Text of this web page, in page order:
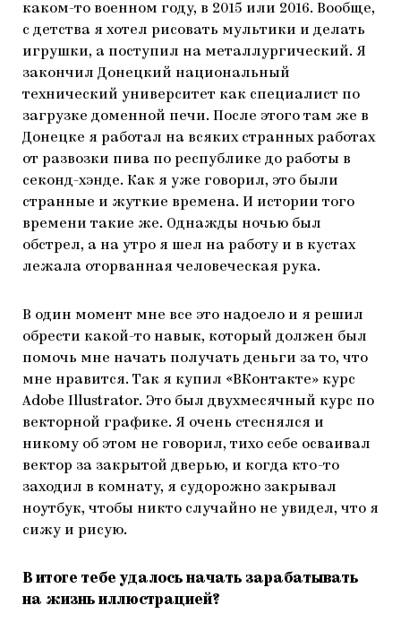
каком-то военном году, в 2015 или 2016. Вообще,
с детства я хотел рисовать мультики и делать
игрушки, а поступил на металлургический. Я
закончил Донецкий национальный
технический университет как специалист по
загрузке доменной печи. После этого там же в
Донецке я работал на всяких странных работах
от развозки пива по республике до работы в
секонд-хэнде. Как я уже говорил, это были
странные и жуткие времена. И истории того
времени такие же. Однажды ночью был
обстрел, а на утро я шел на работу и в кустах
лежала оторванная человеческая рука.
В один момент мне все это надоело и я решил
обрести какой-то навык, который должен был
помочь мне начать получать деньги за то, что
мне нравится. Так я купил «ВКонтакте» курс
Adobe Illustrator. Это был двухмесячный курс по
векторной графике. Я очень стеснялся и
никому об этом не говорил, тихо себе осваивал
вектор за закрытой дверью, и когда кто-то
заходил в комнату, я судорожно закрывал
ноутбук, чтобы никто случайно не увидел, что я
сижу и рисую.
В итоге тебе удалось начать зарабатывать
на жизнь иллюстрацией?